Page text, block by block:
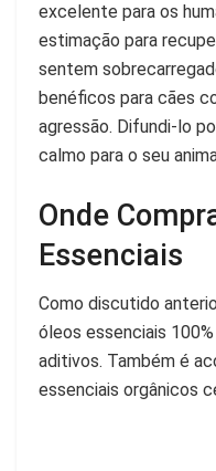
excelente para os
estimação para
sentem
benéficos para cães
agressão. Difundi-lo
calmo para o seu
Onde
Essenciais
Como discutido
óleos essenciais
aditivos. Também é
essenciais orgânicos